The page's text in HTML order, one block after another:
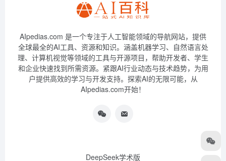
AIpedias.com 是一个专注于人工智能领域的导航网站，提供
全球最全的AI工具、资源和知识。涵盖机器学习、自然语言处
理、计算机视觉等领域的工具与开源项目，帮助开发者、学生
和企业快速找到所需资源。紧跟AI行业动态与技术趋势，为用
户提供高效的学习与开发支持。探索AI的无限可能，从
AIpedias.com开始！
DeepSeek学术版